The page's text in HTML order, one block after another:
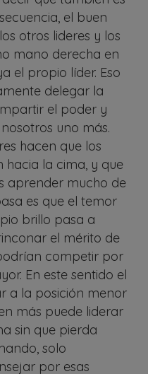
el buen
otros lideres y los
mano derecha en
el propio líder. Eso
delegar la
el poder y
uno más.
hacen que los
hacia la cima, y que
aprender mucho de
es que el temor
brillo pasa a
el mérito de
competir por
En este sentido el
a la posición menor
más puede liderar
sin que pierda
solo
por esas